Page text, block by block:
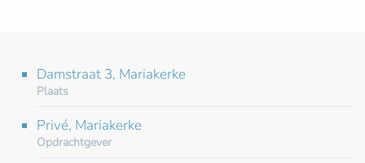
Damstraat 3, Mariakerke
Plaats
Privé, Mariakerke
Opdrachtgever